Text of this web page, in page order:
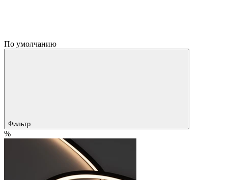
По умолчанию
Фильтр
%